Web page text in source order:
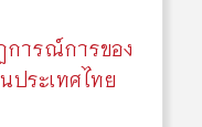
การณ์การของ
ประเทศไทย